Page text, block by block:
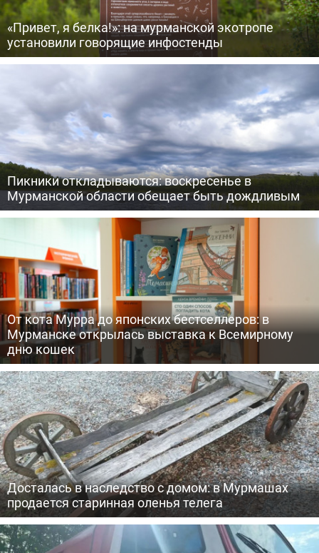
«Привет, я белка!»: на мурманской экотропе
установили говорящие инфостенды
Пикники откладываются: воскресенье в
Мурманской области обещает быть дождливым
От кота Мурра до японских бестселлеров: в
Мурманске открылась выставка к Всемирному
дню кошек
Досталась в наследство с домом: в Мурмашах
продается старинная оленья телега